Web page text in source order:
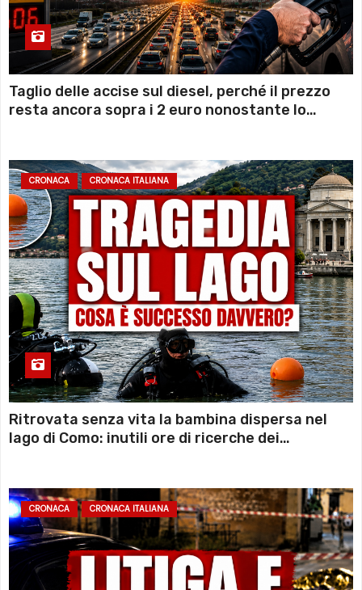
Taglio delle accise sul diesel, perché il prezzo
resta ancora sopra i 2 euro nonostante lo
CRONACA CRONACA ITALIANA
Ritrovata senza vita la bambina dispersa nel
lago di Como: inutili ore di ricerche dei
CRONACA CRONACA ITALIANA